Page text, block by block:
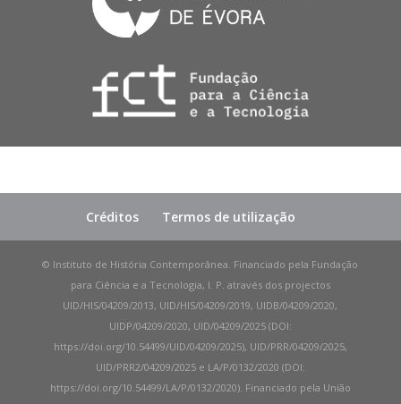
Créditos Termos de utilização
© Instituto de História Contemporânea. Financiado pela Fundação
para Ciência e a Tecnologia, I. P. através dos projectos
UID/HIS/04209/2013, UID/HIS/04209/2019, UIDB/04209/2020,
UIDP/04209/2020, UID/04209/2025 (DOI:
https://doi.org/10.54499/UID/04209/2025), UID/PRR/04209/2025,
UID/PRR2/04209/2025 e LA/P/0132/2020 (DOI:
https://doi.org/10.54499/LA/P/0132/2020). Financiado pela União